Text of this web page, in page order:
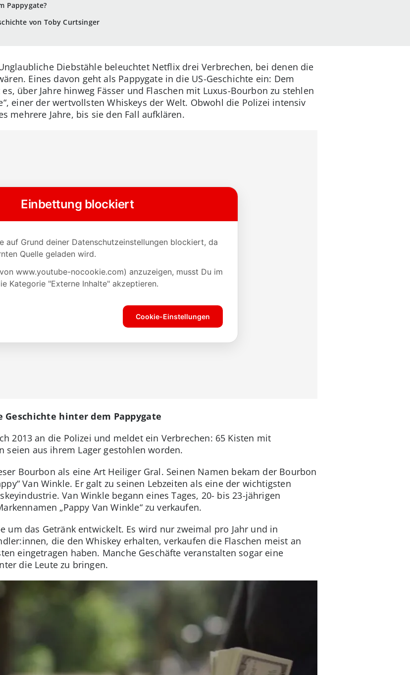
Pappygate?
von Toby Curtsinger
Diebstähle beleuchtet Netflix drei Verbrechen, bei denen die
Eines davon geht als Pappygate in die US-Geschichte ein: Dem
über Jahre hinweg Fässer und Flaschen mit Luxus-Bourbon zu stehlen
einer der wertvollsten Whiskeys der Welt. Obwohl die Polizei intensiv
mehrere Jahre, bis sie den Fall aufklären.
hinter dem Pappygate
2013 an die Polizei und meldet ein Verbrechen: 65 Kisten mit
seien aus ihrem Lager gestohlen worden.
Bourbon als eine Art Heiliger Gral. Seinen Namen bekam der Bourbon
Van Winkle. Er galt zu seinen Lebzeiten als eine der wichtigsten
Van Winkle begann eines Tages, 20- bis 23-jährigen
„Pappy Van Winkle“ zu verkaufen.
um das Getränk entwickelt. Es wird nur zweimal pro Jahr und in
die den Whiskey erhalten, verkaufen die Flaschen meist an
eingetragen haben. Manche Geschäfte veranstalten sogar eine
die Leute zu bringen.